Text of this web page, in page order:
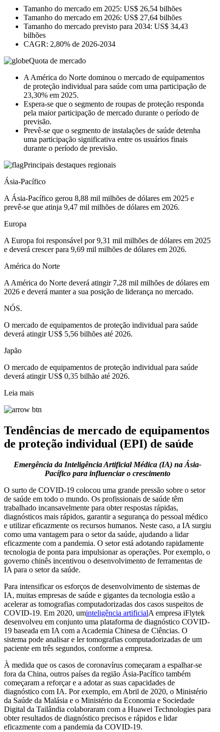
Tamanho do mercado em 2025: US$ 26,54 bilhões
Tamanho do mercado em 2026: US$ 27,64 bilhões
Tamanho do mercado previsto para 2034: US$ 34,43
bilhões
CAGR: 2,80% de 2026-2034
Quota de mercado
A América do Norte dominou o mercado de equipamentos
de proteção individual para saúde com uma participação de
23,30% em 2025.
Espera-se que o segmento de roupas de proteção responda
pela maior participação de mercado durante o período de
previsão.
Prevê-se que o segmento de instalações de saúde detenha
uma participação significativa entre os usuários finais
durante o período de previsão.
Principais destaques regionais
Ásia-Pacífico
A Ásia-Pacífico gerou 8,88 mil milhões de dólares em 2025 e
prevê-se que atinja 9,47 mil milhões de dólares em 2026.
Europa
A Europa foi responsável por 9,31 mil milhões de dólares em 2025
e deverá crescer para 9,69 mil milhões de dólares em 2026.
América do Norte
A América do Norte deverá atingir 7,28 mil milhões de dólares em
2026 e deverá manter a sua posição de liderança no mercado.
NÓS.
O mercado de equipamentos de proteção individual para saúde
deverá atingir US$ 5,56 bilhões até 2026.
Japão
O mercado de equipamentos de proteção individual para saúde
deverá atingir US$ 0,35 bilhão até 2026.
Leia mais
Tendências de mercado de equipamentos
de proteção individual (EPI) de saúde
Emergência da Inteligência Artificial Médica (IA) na Ásia-
Pacífico para influenciar o crescimento
O surto de COVID-19 colocou uma grande pressão sobre o setor
de saúde em todo o mundo. Os profissionais de saúde têm
trabalhado incansavelmente para obter respostas rápidas,
diagnósticos mais rápidos, garantir a segurança do pessoal médico
e utilizar eficazmente os recursos humanos. Neste caso, a IA surgiu
como uma vantagem para o setor da saúde, ajudando a lidar
eficazmente com a pandemia. O setor está adotando rapidamente
tecnologia de ponta para impulsionar as operações. Por exemplo, o
governo chinês incentivou o desenvolvimento de ferramentas de
IA para o setor da saúde.
Para intensificar os esforços de desenvolvimento de sistemas de
IA, muitas empresas de saúde e gigantes da tecnologia estão a
acelerar as tomografias computadorizadas dos casos suspeitos de
COVID-19. Em 2020, uminteligência artificialA empresa iFlytek
desenvolveu em conjunto uma plataforma de diagnóstico COVID-
19 baseada em IA com a Academia Chinesa de Ciências. O
sistema pode analisar e ler tomografias computadorizadas de um
paciente em três segundos, conforme a empresa.
À medida que os casos de coronavírus começaram a espalhar-se
fora da China, outros países da região Ásia-Pacífico também
começaram a reforçar e a adotar as suas capacidades de
diagnóstico com IA. Por exemplo, em Abril de 2020, o Ministério
da Saúde da Malásia e o Ministério da Economia e Sociedade
Digital da Tailândia colaboraram com a Huawei Technologies para
obter resultados de diagnóstico precisos e rápidos e lidar
eficazmente com a pandemia da COVID-19.